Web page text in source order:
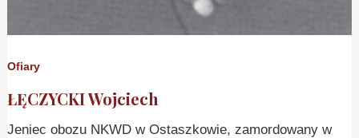
Ofiary
ŁĘCZYCKI Wojciech
Jeniec obozu NKWD w Ostaszkowie, zamordowany w